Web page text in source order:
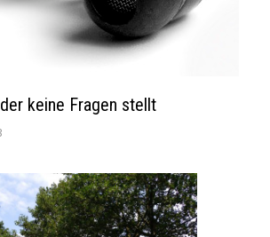
keine Fragen stellt